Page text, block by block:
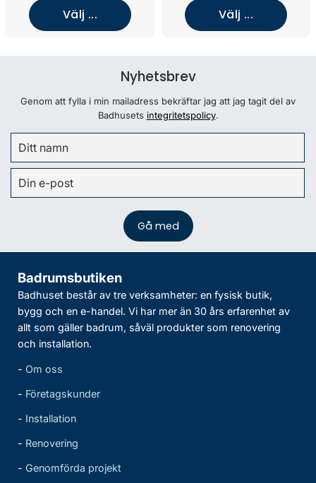
Välj ... Välj ...
Nyhetsbrev
Genom att fylla i min mailadress bekräftar jag att jag tagit del av
Badhusets integritetspolicy.
Badrumsbutiken
Badhuset består av tre verksamheter: en fysisk butik,
bygg och en e-handel. Vi har mer än 30 års erfarenhet av
allt som gäller badrum, såväl produkter som renovering
och installation.
- Om oss
- Företagskunder
- Installation
- Renovering
- Genomförda projekt